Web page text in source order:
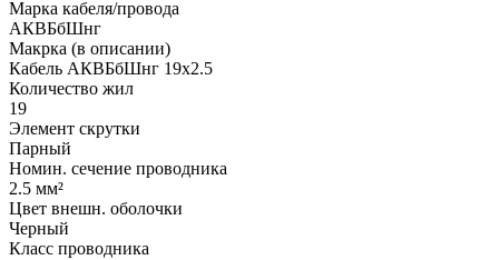
Марка кабеля/провода
АКВБбШнг
Макрка (в описании)
Кабель АКВБбШнг 19х2.5
Количество жил
19
Элемент скрутки
Парный
Номин. сечение проводника
2.5 мм²
Цвет внешн. оболочки
Черный
Класс проводника